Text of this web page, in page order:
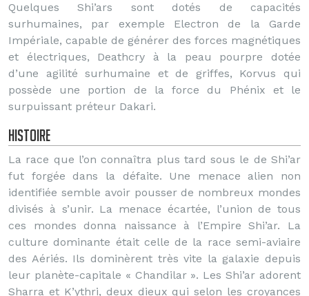
Quelques Shi’ars sont dotés de capacités
surhumaines, par exemple Electron de la Garde
Impériale, capable de générer des forces magnétiques
et électriques, Deathcry à la peau pourpre dotée
d’une agilité surhumaine et de griffes, Korvus qui
possède une portion de la force du Phénix et le
surpuissant préteur Dakari.
Histoire
La race que l’on connaîtra plus tard sous le de Shi’ar
fut forgée dans la défaite. Une menace alien non
identifiée semble avoir pousser de nombreux mondes
divisés à s’unir. La menace écartée, l’union de tous
ces mondes donna naissance à l’Empire Shi’ar. La
culture dominante était celle de la race semi-aviaire
des Aériés. Ils dominèrent très vite la galaxie depuis
leur planète-capitale « Chandilar ». Les Shi’ar adorent
Sharra et K’ythri, deux dieux qui selon les croyances